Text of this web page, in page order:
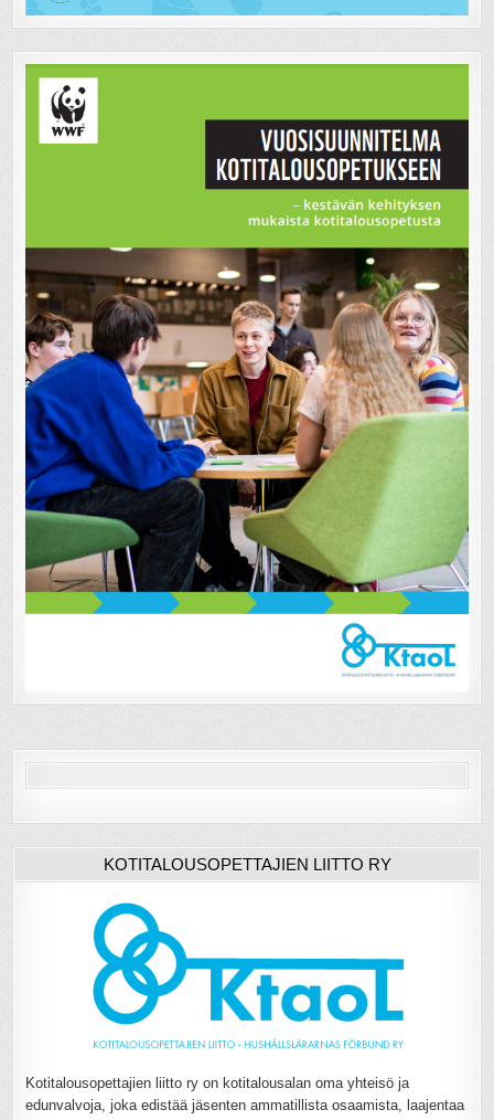
KOTITALOUSOPETTAJIEN LIITTO RY
Kotitalousopettajien liitto ry on kotitalousalan oma yhteisö ja
edunvalvoja, joka edistää jäsenten ammatillista osaamista, laajentaa